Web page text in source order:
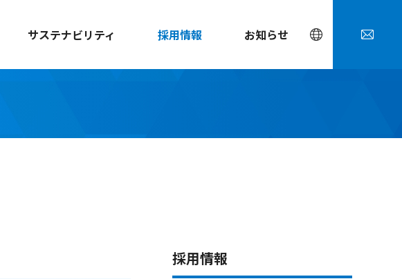
サステナビリティ 採用情報 お知らせ
採用情報